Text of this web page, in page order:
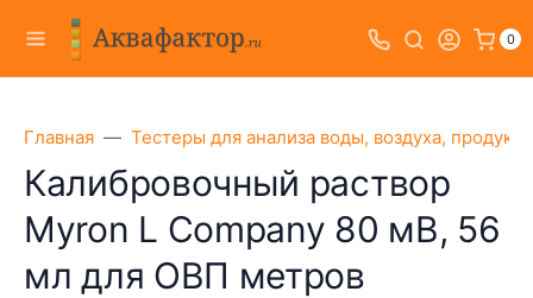
0
Главная Тестеры для анализа воды, воздуха,
Калибровочный раствор
Myron L Company 80 мВ, 56
мл для ОВП метров